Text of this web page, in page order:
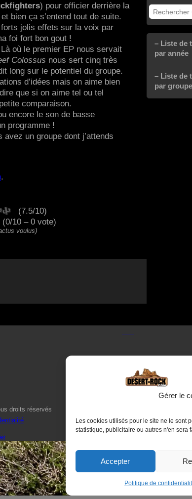
Gérer le
Les cookies utilisés pour le site ne le sont
statistique, publicitaire ou autres n'en sera
Accepter
Politique de
) pour officier derrière la
bien ça s’entend tout de suite.
jolis effets sur la voix par
foi fort bon gout !
où le premier EP nous servait
Colossus nous sert cinq très
long sur le potentiel du groupe.
d’idées mais on aime bien
que si on aime tel ou tel
comparaison.
encore le son de basse
programme !
un groupe dont j’attends
.
(7.5/10)
(0/10 – 0 vote)
voulus)
Rechercher
– Liste de
par année
– Liste de
par
droits réservés